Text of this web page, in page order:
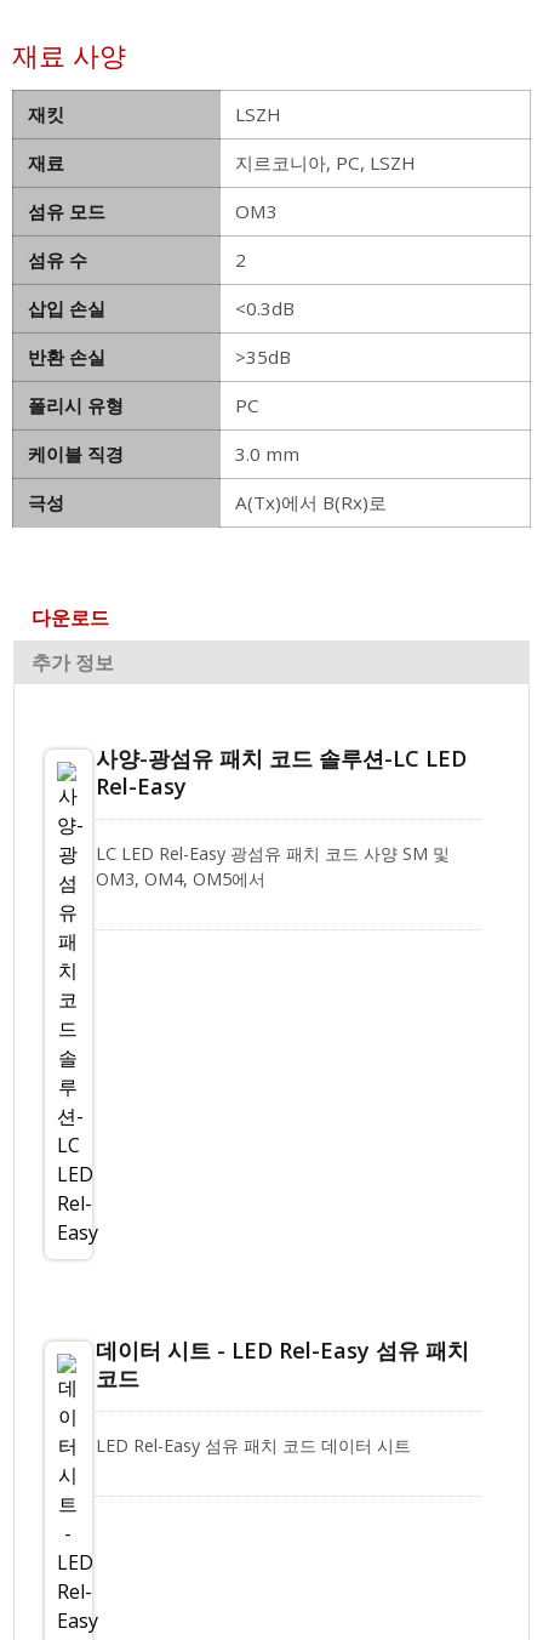
재료 사양
재킷
LSZH
재료
지르코니아, PC, LSZH
섬유 모드
OM3
섬유 수
2
삽입 손실
<0.3dB
반환 손실
>35dB
폴리시 유형
PC
케이블 직경
3.0 mm
극성
A(Tx)에서 B(Rx)로
다운로드
추가 정보
사양-광섬유 패치 코드 솔루션-LC LED
Rel-Easy
LC LED Rel-Easy 광섬유 패치 코드 사양 SM 및
OM3, OM4, OM5에서
데이터 시트 - LED Rel-Easy 섬유 패치
코드
LED Rel-Easy 섬유 패치 코드 데이터 시트